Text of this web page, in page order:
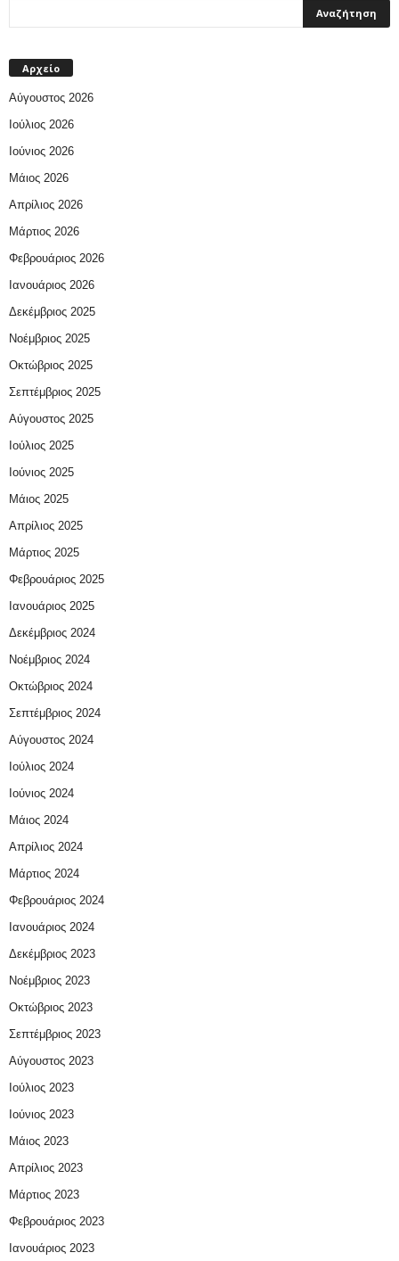
Αρχείο
Αύγουστος 2026
Ιούλιος 2026
Ιούνιος 2026
Μάιος 2026
Απρίλιος 2026
Μάρτιος 2026
Φεβρουάριος 2026
Ιανουάριος 2026
Δεκέμβριος 2025
Νοέμβριος 2025
Οκτώβριος 2025
Σεπτέμβριος 2025
Αύγουστος 2025
Ιούλιος 2025
Ιούνιος 2025
Μάιος 2025
Απρίλιος 2025
Μάρτιος 2025
Φεβρουάριος 2025
Ιανουάριος 2025
Δεκέμβριος 2024
Νοέμβριος 2024
Οκτώβριος 2024
Σεπτέμβριος 2024
Αύγουστος 2024
Ιούλιος 2024
Ιούνιος 2024
Μάιος 2024
Απρίλιος 2024
Μάρτιος 2024
Φεβρουάριος 2024
Ιανουάριος 2024
Δεκέμβριος 2023
Νοέμβριος 2023
Οκτώβριος 2023
Σεπτέμβριος 2023
Αύγουστος 2023
Ιούλιος 2023
Ιούνιος 2023
Μάιος 2023
Απρίλιος 2023
Μάρτιος 2023
Φεβρουάριος 2023
Ιανουάριος 2023